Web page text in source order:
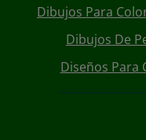
Dibujos Para
Dibujos De
Diseños Para